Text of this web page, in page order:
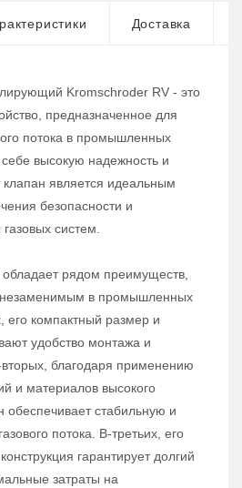
Доставка
Kromschroder RV - это
предназначенное для
потока в промышленных
высокую надежность и
клапан является идеальным
безопасности и
систем.
обладает рядом преимуществ,
незаменимым в промышленных
его компактный размер и
удобство монтажа и
благодаря применению
и материалов высокого
обеспечивает стабильную и
потока. В-третьих, его
гарантирует долгий
затраты на